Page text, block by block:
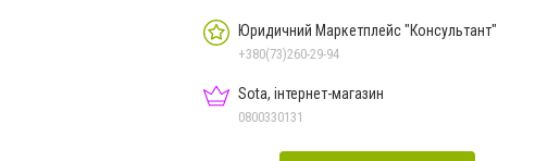
Юридичний Маркетплейс "Консультант"
+380(73)260-29-94
Sota, інтернет-магазин
0800330131